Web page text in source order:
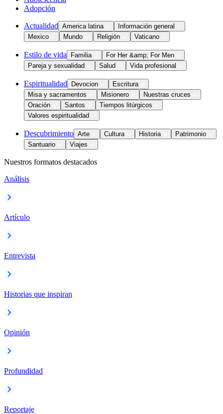
Adopción
Actualidad America latina
Información general
Mexico
Mundo Religión Vaticano
Estilo de vida Familia
For Her &amp; For Men
Pareja y sexualidad
Salud Vida profesional
Espiritualidad Devocion
Escritura
Misa y sacramentos
Misionero
Nuestras cruces
Oración
Santos
Tiempos litúrgicos
Valores espiritualidad
Descubrimiento Arte Cultura Historia
Patrimonio
Santuario
Viajes
Nuestros formatos destacados
Análisis
Artículo
Entrevista
Historias que inspiran
Opinión
Profundidad
Reportaje